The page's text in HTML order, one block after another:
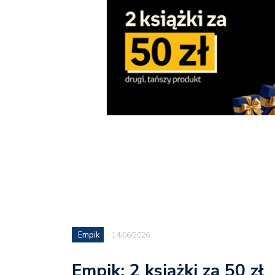
Empik 14/06/2026